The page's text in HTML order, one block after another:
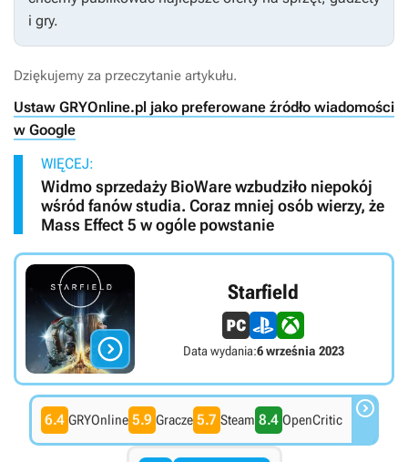
i gry.
Dziękujemy za przeczytanie artykułu.
Ustaw GRYOnline.pl jako preferowane źródło wiadomości
w Google
WIĘCEJ:
Widmo sprzedaży BioWare wzbudziło niepokój
wśród fanów studia. Coraz mniej osób wierzy, że
Mass Effect 5 w ogóle powstanie

Starfield
Data wydania:6 września 2023
6.4 GRYOnline 5.9 Gracze 5.7 Steam 8.4 OpenCritic 